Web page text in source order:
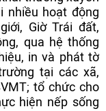
nhiều hoạt động
Giờ Trái đất,
qua hệ thống
in và phát tờ
tại các xã,
tổ chức cho
hiện nếp sống